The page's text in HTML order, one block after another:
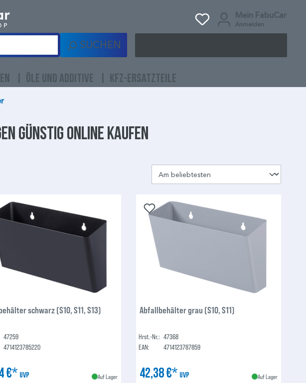
Mein FabuCar
Anmelden
SUCHEN
ÖLE UND ADDITIVE KFZ-ERSATZTEILE
günstig online kaufen
schwarz (S10, S11, S13)
47259
4714123785220
€* UVP Auf Lager
Abfallbehälter grau (S10, S11)
Hrst.-Nr.: 47368
EAN:
4714123787859
42,38 €* UVP Auf Lager